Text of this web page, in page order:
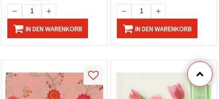
IN DEN WARENKORB IN DEN WARENKORB